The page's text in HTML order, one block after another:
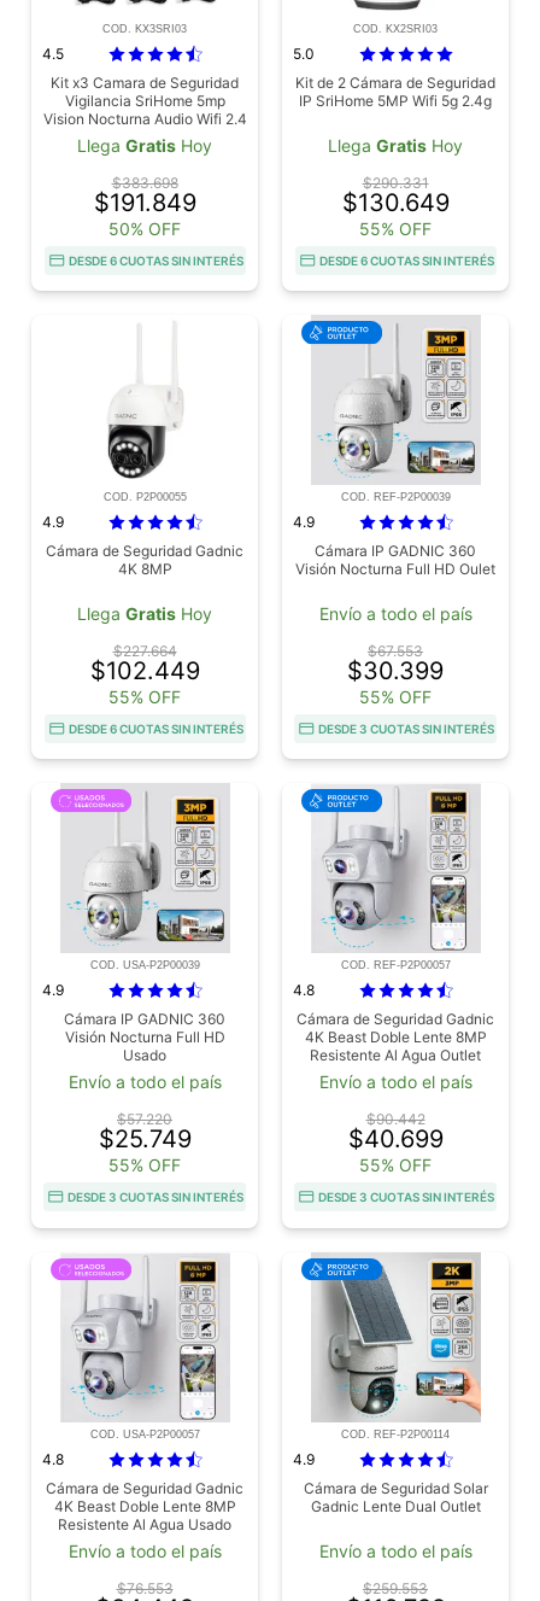
COD. KX3SRI03
4.5
Kit x3 Camara de Seguridad
Vigilancia SriHome 5mp
Vision Nocturna Audio Wifi 2.4
GHZ 5 GHZ
Llega Gratis Hoy
$383.698
$191.849
50% OFF
DESDE 6 CUOTAS SIN INTERÉS
COD. KX2SRI03
5.0
Kit de 2 Cámara de Seguridad
IP SriHome 5MP Wifi 5g 2.4g
Llega Gratis Hoy
$290.331
$130.649
55% OFF
DESDE 6 CUOTAS SIN INTERÉS
COD. P2P00055
4.9
Cámara de Seguridad Gadnic
4K 8MP
Llega Gratis Hoy
$227.664
$102.449
55% OFF
DESDE 6 CUOTAS SIN INTERÉS
COD. REF-P2P00039
4.9
Cámara IP GADNIC 360
Visión Nocturna Full HD Oulet
Envío a todo el país
$67.553
$30.399
55% OFF
DESDE 3 CUOTAS SIN INTERÉS
COD. USA-P2P00039
4.9
Cámara IP GADNIC 360
Visión Nocturna Full HD
Usado
Envío a todo el país
$57.220
$25.749
55% OFF
DESDE 3 CUOTAS SIN INTERÉS
COD. REF-P2P00057
4.8
Cámara de Seguridad Gadnic
4K Beast Doble Lente 8MP
Resistente Al Agua Outlet
Envío a todo el país
$90.442
$40.699
55% OFF
DESDE 3 CUOTAS SIN INTERÉS
COD. USA-P2P00057
4.8
Cámara de Seguridad Gadnic
4K Beast Doble Lente 8MP
Resistente Al Agua Usado
Envío a todo el país
$76.553
COD. REF-P2P00114
4.9
Cámara de Seguridad Solar
Gadnic Lente Dual Outlet
Envío a todo el país
$259.553